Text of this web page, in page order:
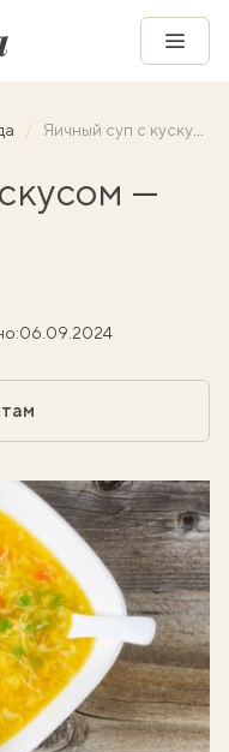
Яичный суп с кускусом — быстрый обед
—
06.09.2024